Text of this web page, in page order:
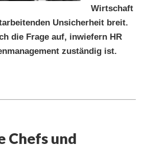
Wirtschaft
Unsicherheit breit.
die Frage auf, inwiefern HR
zuständig ist.
Chefs und